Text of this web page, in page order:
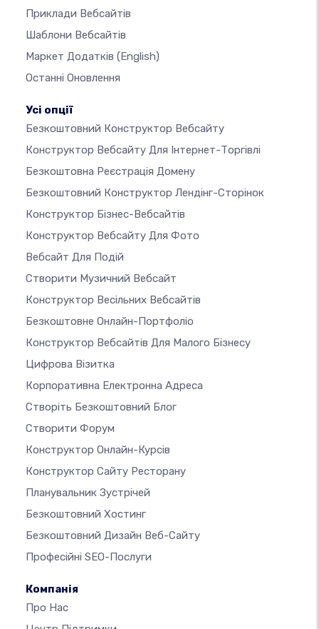
Приклади Вебсайтів
Шаблони Вебсайтів
Маркет Додатків (English)
Останні Оновлення
Усі опції
Безкоштовний Конструктор Вебсайту
Конструктор Вебсайту Для Інтернет-Торгівлі
Безкоштовна Реєстрація Домену
Безкоштовний Конструктор Лендінг-Сторінок
Конструктор Бізнес-Вебсайтів
Конструктор Вебсайту Для Фото
Вебсайт Для Подій
Створити Музичний Вебсайт
Конструктор Весільних Вебсайтів
Безкоштовне Онлайн-Портфоліо
Конструктор Вебсайтів Для Малого Бізнесу
Цифрова Візитка
Корпоративна Електронна Адреса
Створіть Безкоштовний Блог
Створити Форум
Конструктор Онлайн-Курсів
Конструктор Сайту Ресторану
Планувальник Зустрічей
Безкоштовний Хостинг
Безкоштовний Дизайн Веб-Сайту
Професійні SEO-Послуги
Компанія
Про Нас